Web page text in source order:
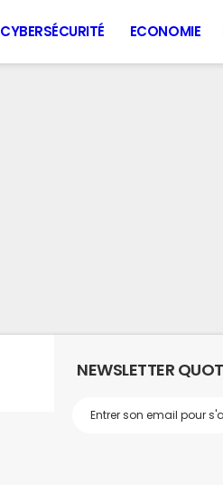
CYBERSÉCURITÉ ECONOMIE
NEWSLETTER